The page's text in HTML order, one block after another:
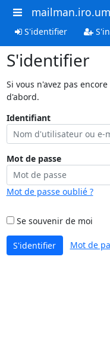
S'identifier
S'identifier
Si vous n'avez pas
d'abord.
Identifiant
Mot de passe
Mot de passe oublié ?
Se souvenir de moi
S'identifier Mot de